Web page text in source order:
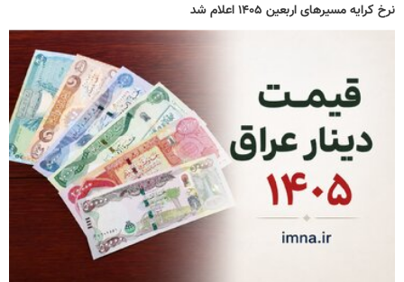
نرخ کرایه مسیرهای اربعین ۱۴۰۵ اعلام شد